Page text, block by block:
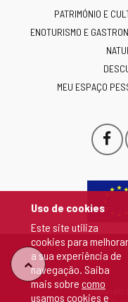
Uso de cookies
Este site utiliza
cookies para melhorar
a sua experiência de
navegação. Saiba
mais sobre como
usamos cookies e
y
-
PATRIMÓNIO E
ENOTURISMO E
MEU ESPAÇO
Este
enlace
abrirá
nueva.
"Voltar
ao
Copyright